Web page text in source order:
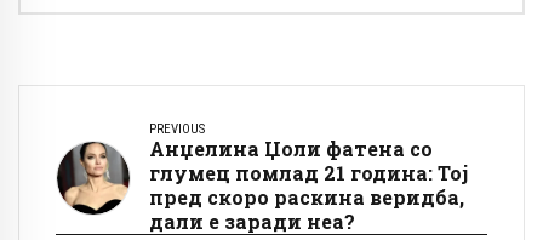
PREVIOUS
Анџелина Џоли фатена со
глумец помлад 21 година: Тој
пред скоро раскина веридба,
дали е заради неа?